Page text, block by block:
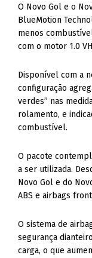
O Novo Gol e o
BlueMotion
menos
com o motor 1.0
Disponível com a
configuração
verdes” nas
rolamento, e
combustível.
O pacote
a ser utilizada.
Novo Gol e do
ABS e airbags
O sistema de
segurança
carga, o que